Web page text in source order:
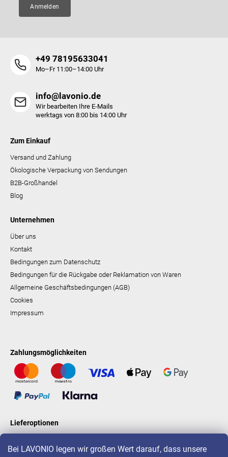
Bei LAVONIO legen wir großen Wert darauf, dass unsere
Anmelden
+49 78195633041
Mo–Fr 11:00–14:00 Uhr
info@lavonio.de
Wir bearbeiten Ihre E-Mails
werktags von 8:00 bis 14:00 Uhr
Zum Einkauf
Versand und Zahlung
Ökologische Verpackung von Sendungen
B2B-Großhandel
Blog
Unternehmen
Über uns
Kontakt
Bedingungen zum Datenschutz
Bedingungen für die Rückgabe oder Reklamation von Waren
Allgemeine Geschäftsbedingungen (AGB)
Cookies
Impressum
Zahlungsmöglichkeiten
Lieferoptionen